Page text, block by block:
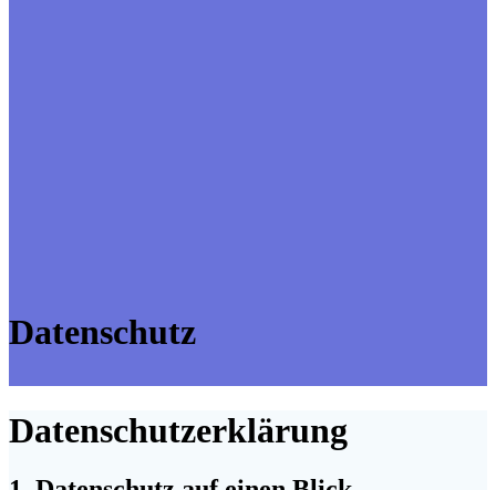
Datenschutz
Datenschutz­erklärung